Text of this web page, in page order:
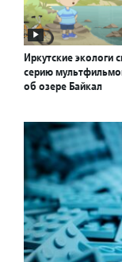
Иркутские экологи
серию
об озере Байкал